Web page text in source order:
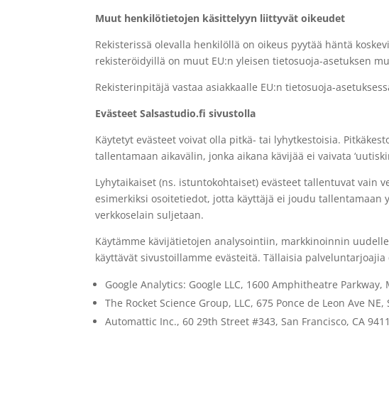
Muut henkilötietojen käsittelyyn liittyvät oikeudet
Rekisterissä olevalla henkilöllä on oikeus pyytää häntä
rekisteröidyillä on muut EU:n yleisentietosuoja-asetuksen
Rekisterinpitäjä vastaa asiakkaalle EU:n tietosuoja-
Evästeet Salsastudio.fi sivustolla
Käytetyt evästeet voivat olla pitkä- tai lyhytkestoisia.
tallentamaan aikavälin, jonka aikana kävijää ei vaivata
Lyhytaikaiset (ns. istuntokohtaiset) evästeet tallentuvat vain
esimerkiksi osoitetiedot, jotta käyttäjä ei joudu tallentamaan
verkkoselain suljetaan.
Käytämme kävijätietojen analysointiin, markkinoinnin
käyttävät sivustoillamme evästeitä. Tällaisia palveluntarjoajia
Google Analytics: Google LLC, 1600 Amphitheatre Parkway,
The Rocket Science Group, LLC, 675 Ponce de Leon Ave
Automattic Inc., 60 29th Street #343, San Francisco, CA